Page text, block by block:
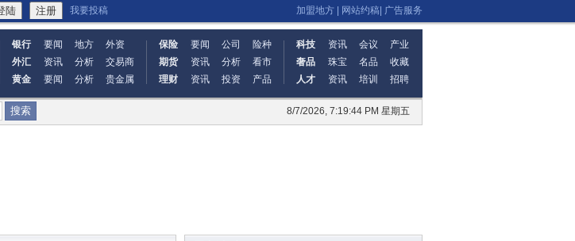
我要投稿 加盟地方 网站约稿 广告服务
银行 要闻 地方
外资
外汇
资讯 分析
交易商
黄金
要闻 分析 贵金属
保险 要闻 公司
险种
期货
资讯 分析
看市
理财
资讯 投资 产品
科技 资讯 会议
产业
奢品
珠宝 名品
收藏
人才
资讯 培训 招聘
8/7/2026, 7:19:45 PM 星期五